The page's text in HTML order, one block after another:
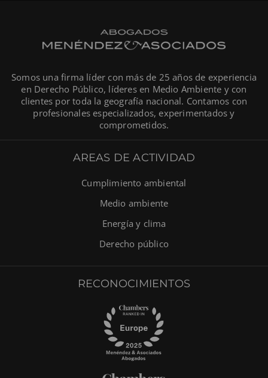
Somos una firma líder con más de 25 años de experiencia
en Derecho Público, líderes en Medio Ambiente y con
clientes por toda la geografía nacional. Contamos con
profesionales especializados, experimentados y
comprometidos.
AREAS DE ACTIVIDAD
Cumplimiento ambiental
Medio ambiente
Energía y clima
Derecho público
RECONOCIMIENTOS